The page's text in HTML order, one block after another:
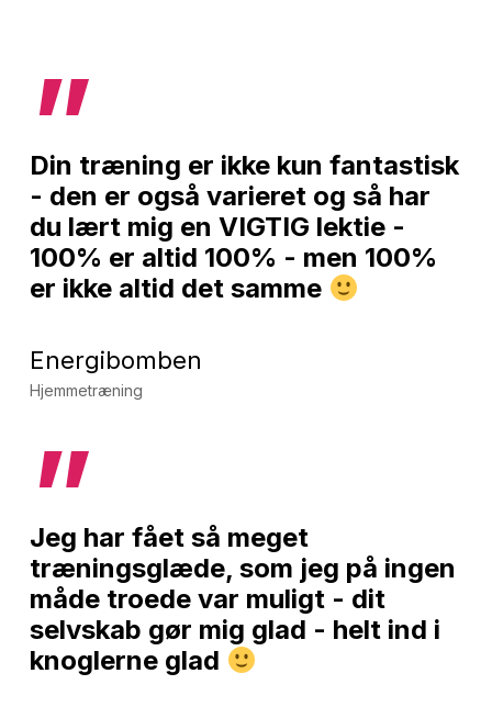
”
Din træning er ikke kun fantastisk
- den er også varieret og så har
du lært mig en VIGTIG lektie -
100% er altid 100% - men 100%
er ikke altid det samme
Energibomben
Hjemmetræning
”
Jeg har fået så meget
træningsglæde, som jeg på ingen
måde troede var muligt - dit
selvskab gør mig glad - helt ind i
knoglerne glad